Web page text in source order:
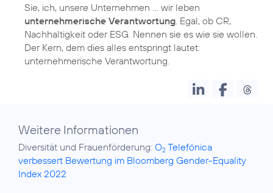
Sie, ich, unsere Unternehmen … wir leben
unternehmerische Verantwortung . Egal, ob CR,
Nachhaltigkeit oder ESG. Nennen sie es wie sie wollen.
Der Kern, dem dies alles entspringt lautet:
Weitere Informationen
Diversität und Frauenförderung: O2 Telefónica
verbessert Bewertung im Bloomberg Gender-Equality
Index 2022